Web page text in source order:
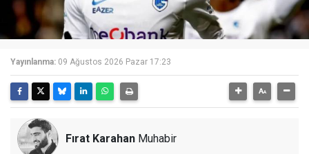
Yayınlanma: 09 Ağustos 2026 Pazar 17:23
Fırat Karahan Muhabir